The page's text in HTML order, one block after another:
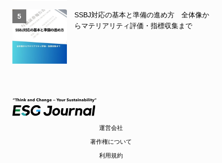
5
SSBJ対応の基本と準備の進め方 全体像か
らマテリアリティ評価・指標収集まで
運営会社
著作権について
利用規約